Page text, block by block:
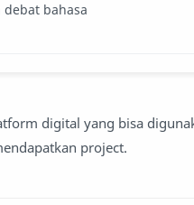
bahasa
digital yang bisa
project.